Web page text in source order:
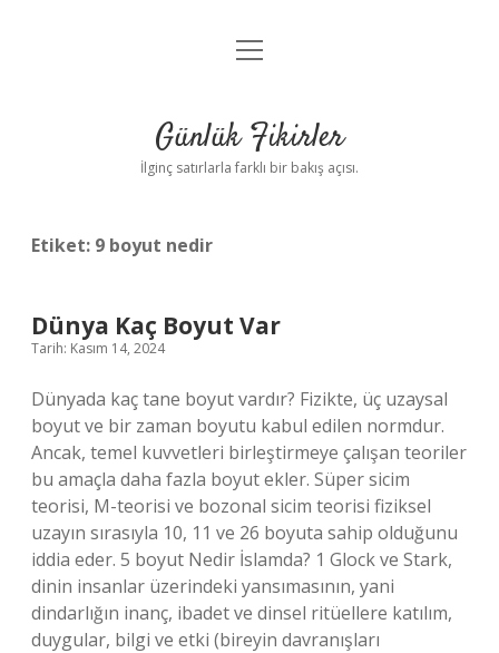
Anasayfa
Yasal Uyarı
menüyü
Günlük Fikirler
İlginç satırlarla farklı bir bakış açısı.
Etiket: 9 boyut nedir
Dünya Kaç Boyut Var
Tarih: Kasım 14, 2024
Dünyada kaç tane boyut vardır? Fizikte, üç uzaysal
boyut ve bir zaman boyutu kabul edilen normdur.
Ancak, temel kuvvetleri birleştirmeye çalışan teoriler
bu amaçla daha fazla boyut ekler. Süper sicim
teorisi, M-teorisi ve bozonal sicim teorisi fiziksel
uzayın sırasıyla 10, 11 ve 26 boyuta sahip olduğunu
iddia eder. 5 boyut Nedir İslamda? 1 Glock ve Stark,
dinin insanlar üzerindeki yansımasının, yani
dindarlığın inanç, ibadet ve dinsel ritüellere katılım,
duygular, bilgi ve etki (bireyin davranışları